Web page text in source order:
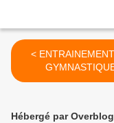
< ENTRAINEMENT AS
Hébergé par Overblog